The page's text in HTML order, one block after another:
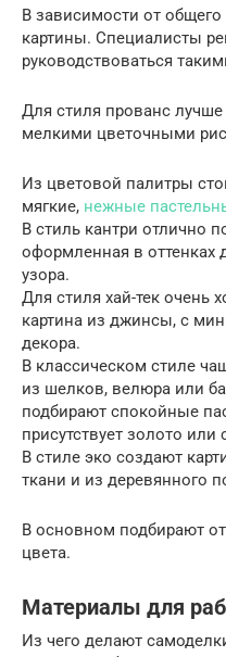
В зависимости от общего
картины. Специалисты
руководствоваться
Для стиля прованс
мелкими цветочными
Из цветовой палитры
мягкие, нежные
В стиль кантри отлично
оформленная в оттенках
узора.
Для стиля хай-тек очень
картина из джинсы, с
декора.
В классическом стиле
из шелков, велюра или
подбирают спокойные
присутствует золото или
В стиле эко создают
ткани и из деревянного
В основном подбирают
цвета.
Материалы для
Из чего делают